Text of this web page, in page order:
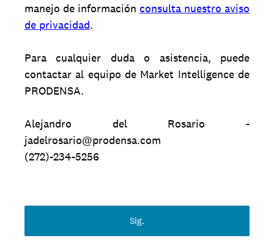
manejo de información consulta nuestro aviso
de privacidad.
Para cualquier duda o asistencia, puede
contactar al equipo de Market Intelligence de
PRODENSA.
Alejandro del Rosario -
jadelrosario@prodensa.com
(272)-234-5256
Sig.